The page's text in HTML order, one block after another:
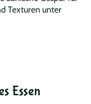
Texturen unter
Essen